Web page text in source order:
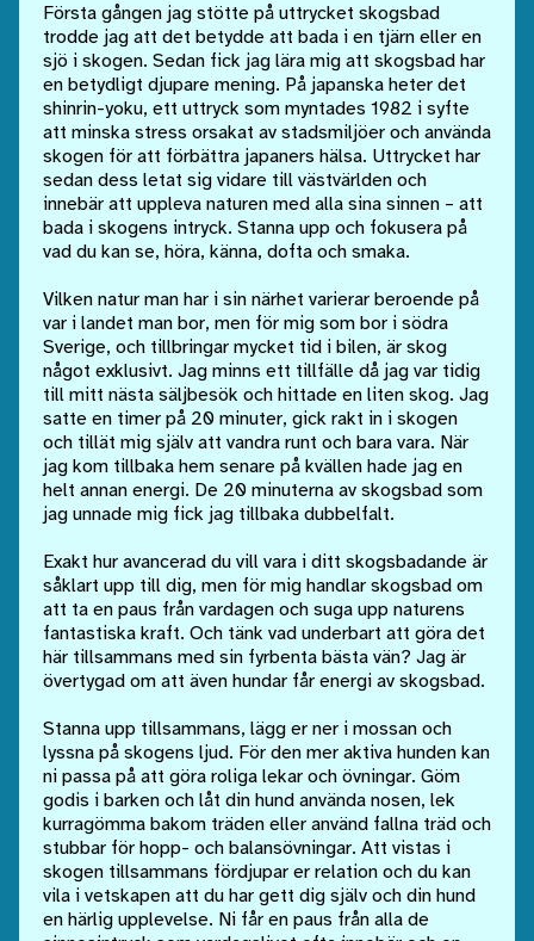
Första gången jag stötte på uttrycket skogsbad
trodde jag att det betydde att bada i en tjärn eller en
sjö i skogen. Sedan fick jag lära mig att skogsbad har
en betydligt djupare mening. På japanska heter det
shinrin-yoku, ett uttryck som myntades 1982 i syfte
att minska stress orsakat av stadsmiljöer och använda
skogen för att förbättra japaners hälsa. Uttrycket har
sedan dess letat sig vidare till västvärlden och
innebär att uppleva naturen med alla sina sinnen – att
bada i skogens intryck. Stanna upp och fokusera på
vad du kan se, höra, känna, dofta och smaka.
Vilken natur man har i sin närhet varierar beroende på
var i landet man bor, men för mig som bor i södra
Sverige, och tillbringar mycket tid i bilen, är skog
något exklusivt. Jag minns ett tillfälle då jag var tidig
till mitt nästa säljbesök och hittade en liten skog. Jag
satte en timer på 20 minuter, gick rakt in i skogen
och tillät mig själv att vandra runt och bara vara. När
jag kom tillbaka hem senare på kvällen hade jag en
helt annan energi. De 20 minuterna av skogsbad som
jag unnade mig fick jag tillbaka dubbelfalt.
Exakt hur avancerad du vill vara i ditt skogsbadande är
såklart upp till dig, men för mig handlar skogsbad om
att ta en paus från vardagen och suga upp naturens
fantastiska kraft. Och tänk vad underbart att göra det
här tillsammans med sin fyrbenta bästa vän? Jag är
övertygad om att även hundar får energi av skogsbad.
Stanna upp tillsammans, lägg er ner i mossan och
lyssna på skogens ljud. För den mer aktiva hunden kan
ni passa på att göra roliga lekar och övningar. Göm
godis i barken och låt din hund använda nosen, lek
kurragömma bakom träden eller använd fallna träd och
stubbar för hopp- och balansövningar. Att vistas i
skogen tillsammans fördjupar er relation och du kan
vila i vetskapen att du har gett dig själv och din hund
en härlig upplevelse. Ni får en paus från alla de